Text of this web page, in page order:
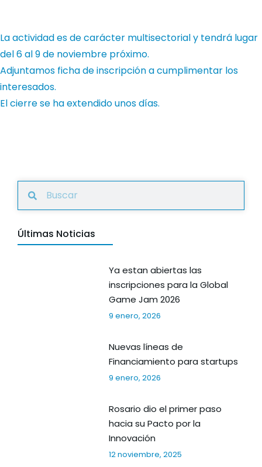
La actividad es de carácter multisectorial y tendrá lugar
del 6 al 9 de noviembre próximo.
Adjuntamos ficha de inscripción a cumplimentar los
interesados.
El cierre se ha extendido unos días.
Últimas Noticias
Ya estan abiertas las
inscripciones para la Global
Game Jam 2026
9 enero, 2026
Nuevas líneas de
Financiamiento para startups
9 enero, 2026
Rosario dio el primer paso
hacia su Pacto por la
Innovación
12 noviembre, 2025